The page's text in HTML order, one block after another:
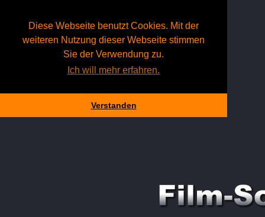
Diese Webseite benutzt Cookies. Mit der
weiteren Nutzung dieser Webseite stimmen
Sie der Verwendung zu.
Ich will mehr erfahren.
Verstanden